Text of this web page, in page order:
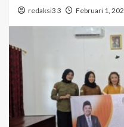
redaksi3 3 Februari 1,